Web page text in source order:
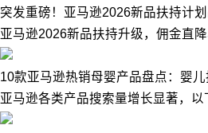
突发重磅！亚马逊2026新品扶持计
亚马逊2026新品扶持升级，佣金直
10款亚马逊热销母婴产品盘点：婴
亚马逊各类产品搜索量增长显著，